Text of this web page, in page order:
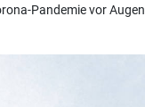
Pandemie vor